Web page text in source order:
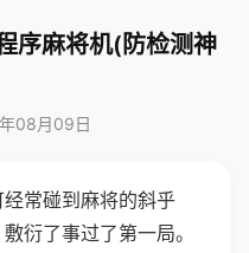
序麻将机(防检测神
08月09日
常碰到麻将的斜乎
衍了事过了第一局。